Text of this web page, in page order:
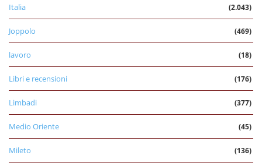
Italia (2.043)
Joppolo (469)
lavoro (18)
Libri e recensioni (176)
Limbadi (377)
Medio Oriente (45)
Mileto (136)